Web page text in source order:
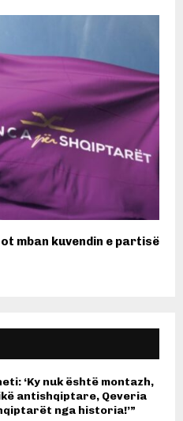
mban kuvendin e partisë
‘Ky nuk është montazh,
antishqiptare, Qeveria
nga historia!’”